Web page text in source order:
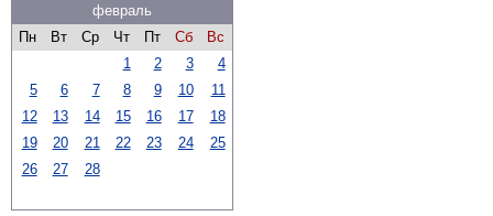
февраль
Пн
Вт Ср Чт Пт Сб
Вс
1
2 3
4
5
6 7 8 9 10
11
12
13 14 15 16 17
18
19
20 21 22 23 24
25
26
27 28